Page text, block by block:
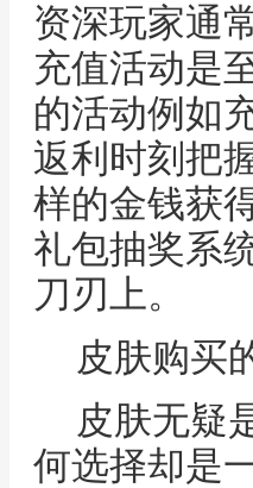
资深玩家通
充值活动是
的活动例如
返利时刻把
样的金钱获
礼包抽奖系
刀刃上。
皮肤购买
皮肤无疑
何选择却是